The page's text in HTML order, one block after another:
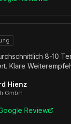
8-10
Klare
Hienz
GmbH
Review